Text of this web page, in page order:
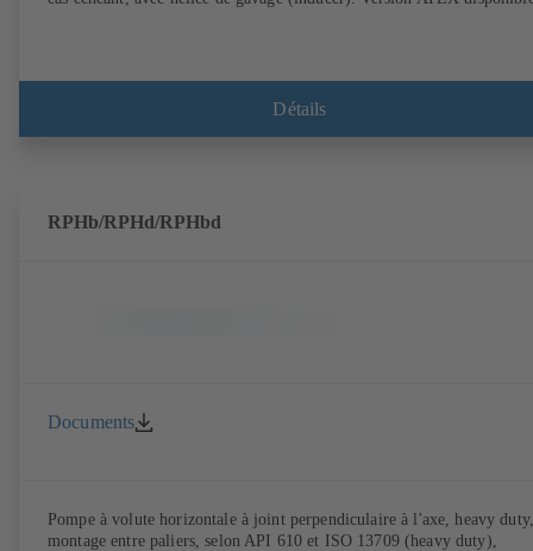
Détails
RPHb/RPHd/RPHbd
Documents
Pompe à volute horizontale à joint perpendiculaire à l'axe, heavy
montage entre paliers, selon API 610 et ISO 13709 (heavy duty),